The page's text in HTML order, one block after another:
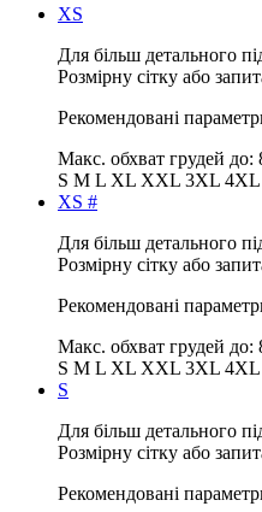
XS
Для більш детального
Розмірну сітку або
Рекомендовані
Макс. обхват грудей до:
S M L XL XXL 3XL 4XL
XS #
Для більш детального
Розмірну сітку або
Рекомендовані
Макс. обхват грудей до:
S M L XL XXL 3XL 4XL
S
Для більш детального
Розмірну сітку або
Рекомендовані